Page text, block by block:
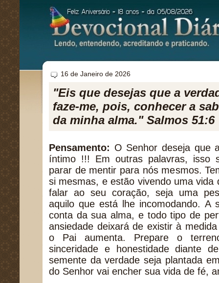
16 de Janeiro de 2026
"Eis que desejas que a
faze-me, pois, conhecer a
da minha alma." Salmos 51:6
Pensamento: O Senhor deseja que
íntimo !!! Em outras palavras, isso
parar de mentir para nós mesmos.
si mesmas, e estão vivendo uma vida
falar ao seu coração, seja uma
aquilo que está lhe incomodando. A
conta da sua alma, e todo tipo de
ansiedade deixará de existir à
o Pai aumenta. Prepare o
sinceridade e honestidade diante
semente da verdade seja plantada
do Senhor vai encher sua vida de fé,